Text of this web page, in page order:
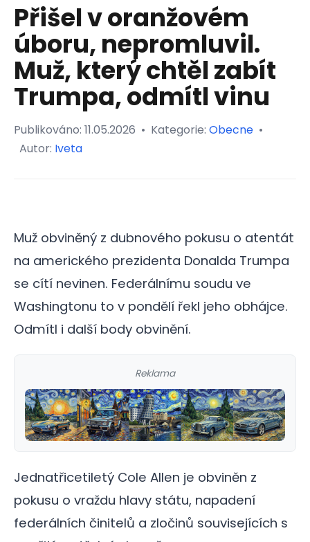
Přišel v oranžovém
úboru, nepromluvil.
Muž, který chtěl zabít
Trumpa, odmítl vinu
Publikováno: 11.05.2026 • Kategorie: Obecne •
Autor: Iveta
Muž obviněný z dubnového pokusu o atentát
na amerického prezidenta Donalda Trumpa
se cítí nevinen. Federálnímu soudu ve
Washingtonu to v pondělí řekl jeho obhájce.
Odmítl i další body obvinění.
Reklama
Jednatřicetiletý Cole Allen je obviněn z
pokusu o vraždu hlavy státu, napadení
federálních činitelů a zločinů souvisejících s